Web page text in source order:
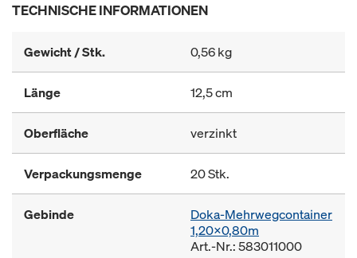
TECHNISCHE INFORMATIONEN
Gewicht / Stk. 0,56 kg
Länge 12,5 cm
Oberfläche verzinkt
Verpackungsmenge 20 Stk.
Gebinde
Doka-Mehrwegcontainer
1,20x0,80m
Art.-Nr.: 583011000